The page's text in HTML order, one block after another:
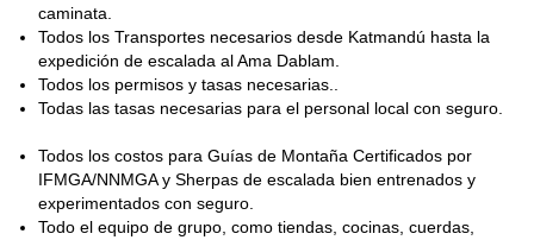
apoyo, incluyendo un equipo de Sherpas y también un
campamento base bien equipado. Los participantes son
montañistas competentes, con suficiente experiencia como para
escalar Ama Dablam, uno de los picos más codiciados del
mundo.
tu reserva! Prepárate para una increíble expedición a la cima del
Monte Ama Dablam en el Himalaya nepalí.
Revisa mi página de perfil para más grandesexpediciones de
caminata.
Todos los Transportes necesarios desde Katmandú hasta la
expedición de escalada al Ama Dablam.
Todos los permisos y tasas necesarias..
Todas las tasas necesarias para el personal local con seguro.
Todos los costos para Guías de Montaña Certificados por
IFMGA/NNMGA y Sherpas de escalada bien entrenados y
experimentados con seguro.
Todo el equipo de grupo, como tiendas, cocinas, cuerdas,